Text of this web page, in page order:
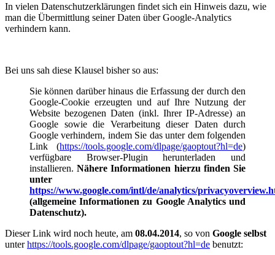
In vielen Datenschutzerklärungen findet sich ein Hinweis dazu, wie
man die Übermittlung seiner Daten über Google-Analytics
verhindern kann.
Bei uns sah diese Klausel bisher so aus:
Sie können darüber hinaus die Erfassung der durch den
Google-Cookie erzeugten und auf Ihre Nutzung der
Website bezogenen Daten (inkl. Ihrer IP-Adresse) an
Google sowie die Verarbeitung dieser Daten durch
Google verhindern, indem Sie das unter dem folgenden
Link (https://tools.google.com/dlpage/gaoptout?hl=de)
verfügbare Browser-Plugin herunterladen und
installieren.Nähere Informationen hierzu finden Sie
unter
https://www.google.com/intl/de/analytics/
(allgemeine Informationen zu Google Analytics und
Datenschutz).
Dieser Link wird noch heute, am 08.04.2014, so von Google selbst
unterhttps://tools.google.com/dlpage/gaoptout?hl=de benutzt: